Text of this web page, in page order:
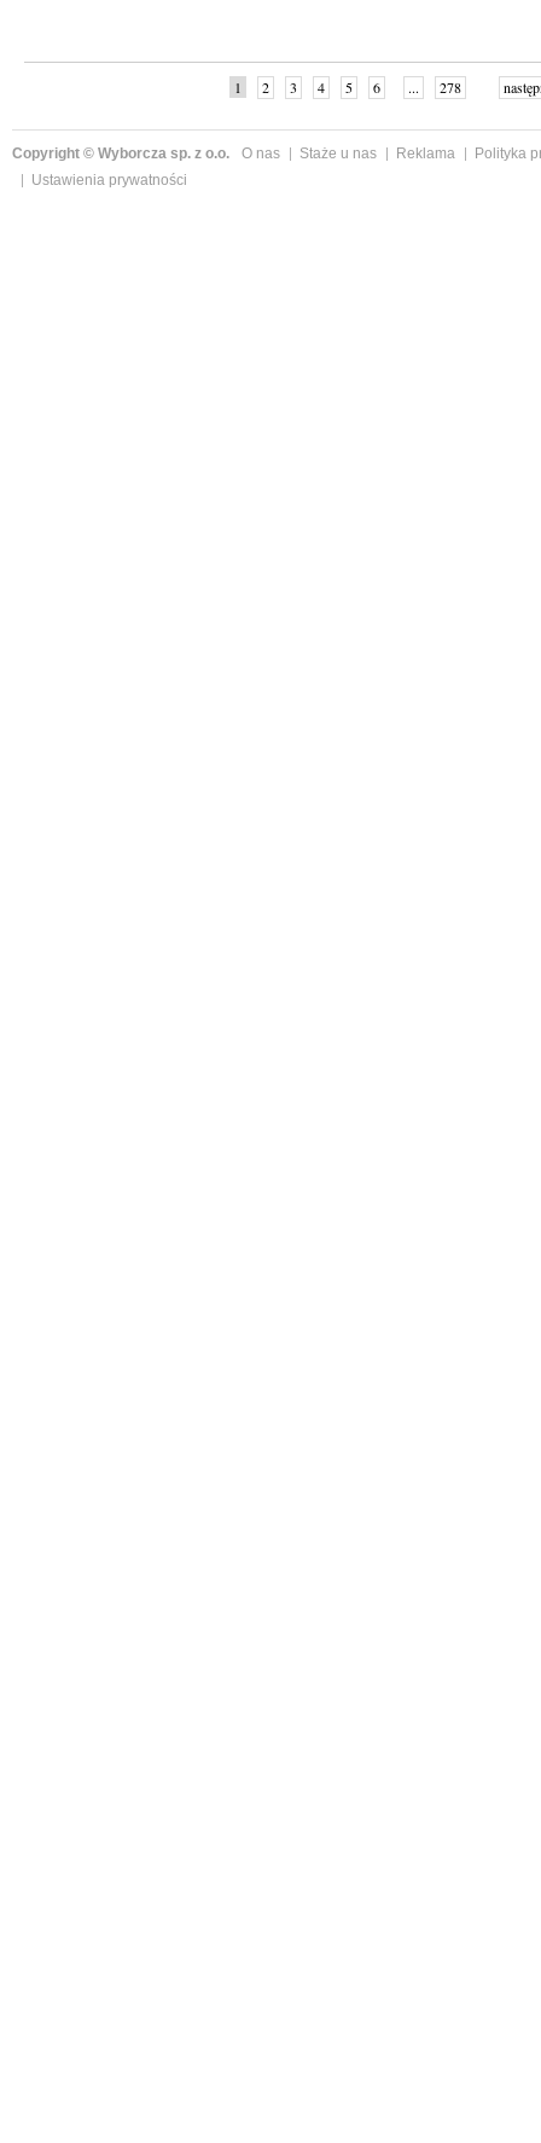
1 2 3 4 5 6 ... 278
Copyright © Wyborcza sp. z o.o. O nas Staże u nas Reklama
Polityka
Ustawienia prywatności